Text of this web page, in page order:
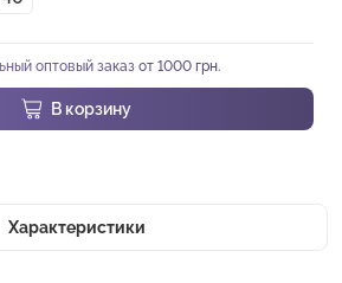
оптовый заказ от 1000 грн.
В корзину
Характеристики